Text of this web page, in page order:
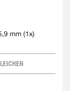
mm (1x)